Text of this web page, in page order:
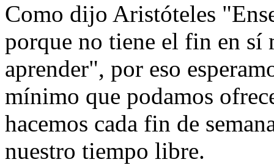
Como dijo Aristóteles
porque no tiene el fin en
aprender", por eso
mínimo que podamos
hacemos cada fin de
nuestro tiempo libre.